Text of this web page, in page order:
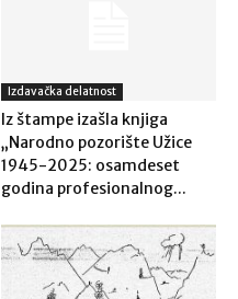
Izdavačka delatnost
Iz štampe izašla knjiga
„Narodno pozorište Užice
1945-2025: osamdeset
godina profesionalnog...